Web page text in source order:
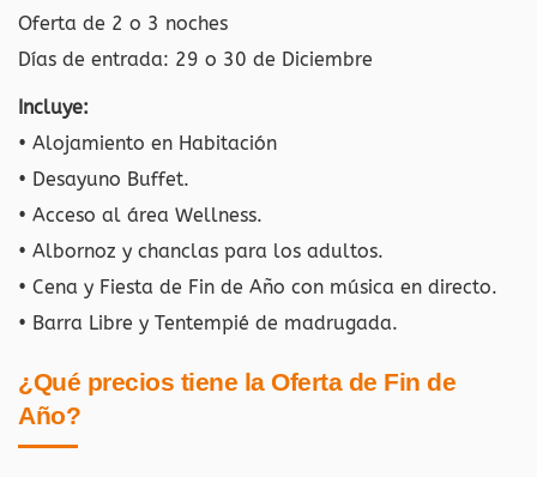
Oferta de 2 o 3 noches
Días de entrada: 29 o 30 de Diciembre
Incluye:
• Alojamiento en Habitación
• Desayuno Buffet.
• Acceso al área Wellness.
• Albornoz y chanclas para los adultos.
• Cena y Fiesta de Fin de Año con música en directo.
• Barra Libre y Tentempié de madrugada.
¿Qué precios tiene la Oferta de Fin de
Año?